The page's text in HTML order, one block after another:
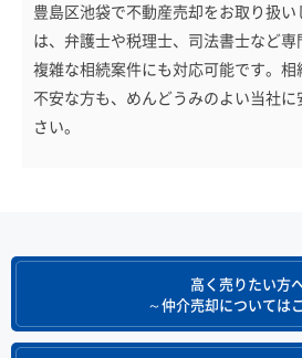
豊島区池袋で不動産売却をお取り扱
は、弁護士や税理士、司法書士など専
複雑な相続案件にも対応可能です。
不安な方も、めんどうみのよい当社
さい。
高く売りたい方
～仲介売却については